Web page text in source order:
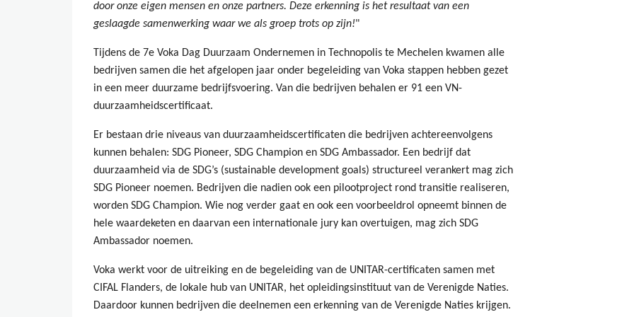
door onze eigen mensen en onze partners. Deze erkenning is het resultaat van een
geslaagde samenwerking waar we als groep trots op zijn!"
Tijdens de 7e Voka Dag Duurzaam Ondernemen in Technopolis te Mechelen kwamen alle
bedrijven samen die het afgelopen jaar onder begeleiding van Voka stappen hebben gezet
in een meer duurzame bedrijfsvoering. Van die bedrijven behalen er 91 een VN-
duurzaamheidscertificaat.
Er bestaan drie niveaus van duurzaamheidscertificaten die bedrijven achtereenvolgens
kunnen behalen: SDG Pioneer, SDG Champion en SDG Ambassador. Een bedrijf dat
duurzaamheid via de SDG’s (sustainable development goals) structureel verankert mag zich
SDG Pioneer noemen. Bedrijven die nadien ook een pilootproject rond transitie realiseren,
worden SDG Champion. Wie nog verder gaat en ook een voorbeeldrol opneemt binnen de
hele waardeketen en daarvan een internationale jury kan overtuigen, mag zich SDG
Ambassador noemen.
Voka werkt voor de uitreiking en de begeleiding van de UNITAR-certificaten samen met
CIFAL Flanders, de lokale hub van UNITAR, het opleidingsinstituut van de Verenigde Naties.
Daardoor kunnen bedrijven die deelnemen een erkenning van de Verenigde Naties krijgen.